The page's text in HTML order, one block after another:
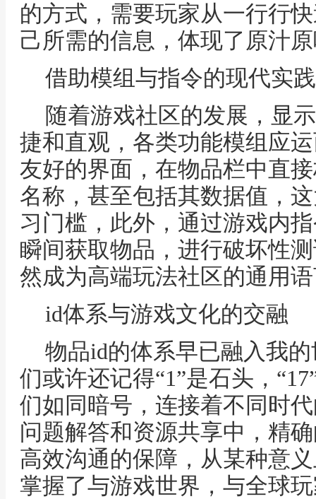
的方式，需要玩家从一行行
己所需的信息，体现了原汁
借助模组与指令的现代实践
随着游戏社区的发展，显
捷和直观，各类功能模组应
友好的界面，在物品栏中直
名称，甚至包括其数据值，
习门槛，此外，通过游戏内
瞬间获取物品，进行破坏性
然成为高端玩法社区的通用
id体系与游戏文化的交融
物品id的体系早已融入我
们或许还记得“1”是石头，
们如同暗号，连接着不同时
问题解答和资源共享中，精
高效沟通的保障，从某种意
掌握了与游戏世界，与全球